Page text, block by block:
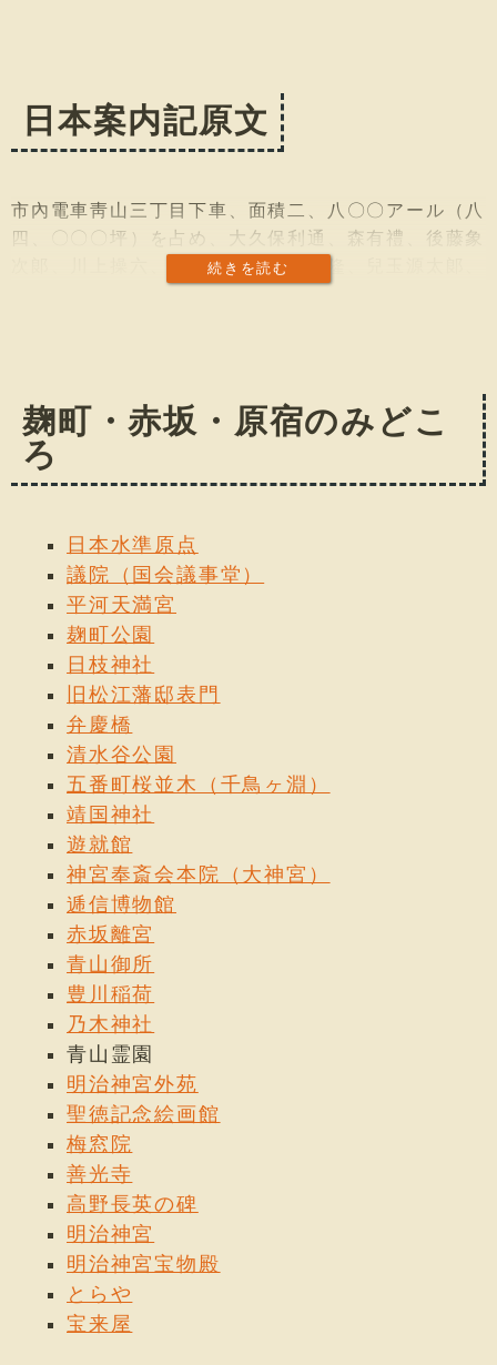
日本案内記原文
続きを読む
市內電車靑山三丁目下車、面積二、八〇〇アール（八
四、〇〇〇坪）を占め、大久保利通、森有禮、後藤象
次郞、川上操六、西鄕從道、黑田淸隆、兒玉源太郞、
麹町・赤坂・原宿のみどこ
ろ
日本水準原点
議院（国会議事堂）
平河天満宮
麹町公園
日枝神社
旧松江藩邸表門
弁慶橋
清水谷公園
五番町桜並木（千鳥ヶ淵）
靖国神社
遊就館
神宮奉斎会本院（大神宮）
逓信博物館
赤坂離宮
青山御所
豊川稲荷
乃木神社
青山霊園
明治神宮外苑
聖徳記念絵画館
梅窓院
善光寺
高野長英の碑
明治神宮
明治神宮宝物殿
とらや
宝来屋